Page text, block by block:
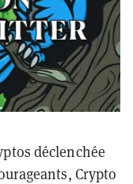
déclenchée
Crypto